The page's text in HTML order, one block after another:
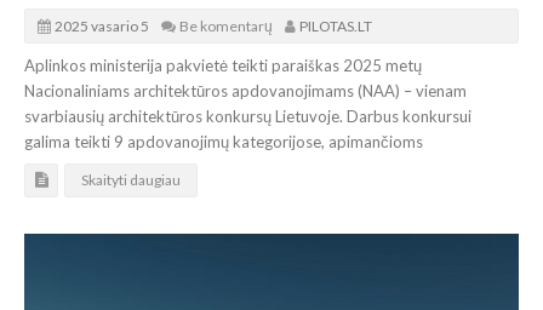
2025 vasario 5 Be komentarų PILOTAS.LT
Aplinkos ministerija pakvietė teikti paraiškas 2025 metų
Nacionaliniams architektūros apdovanojimams (NAA) – vienam
svarbiausių architektūros konkursų Lietuvoje. Darbus konkursui
galima teikti 9 apdovanojimų kategorijose, apimančioms
Skaityti daugiau